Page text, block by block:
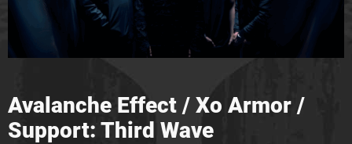
Avalanche Effect / Xo Armor /
Support: Third Wave